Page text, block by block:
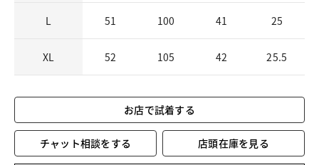
L 51 100 41 25
XL 52 105 42 25.5
お店で試着する
チャット相談をする 店頭在庫を見る